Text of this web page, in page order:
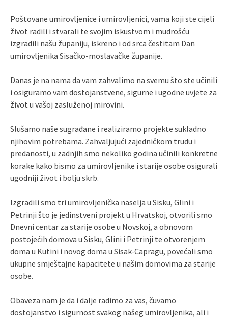
Poštovane umirovljenice i umirovljenici, vama koji ste cijeli
život radili i stvarali te svojim iskustvom i mudrošću
izgradili našu županiju, iskreno i od srca čestitam Dan
umirovljenika Sisačko-moslavačke županije.
Danas je na nama da vam zahvalimo na svemu što ste učinili
i osiguramo vam dostojanstvene, sigurne i ugodne uvjete za
život u vašoj zasluženoj mirovini.
Slušamo naše sugrađane i realiziramo projekte sukladno
njihovim potrebama. Zahvaljujući zajedničkom trudu i
predanosti, u zadnjih smo nekoliko godina učinili konkretne
korake kako bismo za umirovljenike i starije osobe osigurali
ugodniji život i bolju skrb.
Izgradili smo tri umirovljenička naselja u Sisku, Glini i
Petrinji što je jedinstveni projekt u Hrvatskoj, otvorili smo
Dnevni centar za starije osobe u Novskoj, a obnovom
postojećih domova u Sisku, Glini i Petrinji te otvorenjem
doma u Kutini i novog doma u Sisak-Capragu, povećali smo
ukupne smještajne kapacitete u našim domovima za starije
osobe.
Obaveza nam je da i dalje radimo za vas, čuvamo
dostojanstvo i sigurnost svakog našeg umirovljenika, ali i